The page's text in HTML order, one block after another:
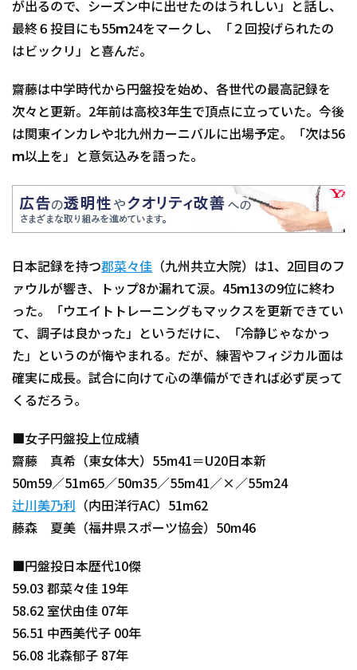
が出るので、シーズン中に出せたのはうれしい」と話し、
最終６投目にも55ｍ24をマークし、「２回投げられたの
はビックリ」と喜んだ。
齋藤は中学時代から円盤投を始め、各世代の最高記録を
次々と更新。2年前は高校3年生で頂点に立っていた。今後
は関東インカレや北九州カーニバルに出場予定。「次は56
ｍ以上を」と意気込みを語った。
日本記録を持つ郡菜々佳 （九州共立大院）は1、2回目のフ
ァウルが響き、トップ8か漏れて涙。45ｍ13の9位に終わ
った。「ウエイトトレーニングもマックスを更新できてい
て、調子は良かった」というだけに、「冷静じゃなかっ
た」というのが悔やまれる。だが、練習やフィジカル面は
確実に成長。試合に向けて心の準備ができれば必ず戻って
くるだろう。
■女子円盤投上位成績
齋藤 真希（東女体大）55m41＝U20日本新
50m59／51m65／50m35／55m41／×／55m24
辻川美乃利
（内田洋行AC）51m62
藤森 夏美（福井県スポーツ協会）50m46
■円盤投日本歴代10傑
59.03 郡菜々佳 19年
58.62 室伏由佳 07年
56.51 中西美代子 00年
56.08 北森郁子 87年